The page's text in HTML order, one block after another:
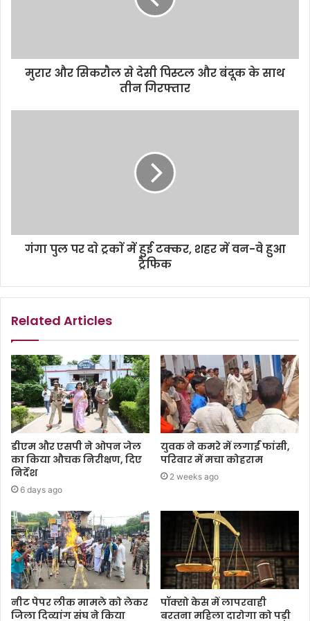
मुरार और सिकराैल से देसी पिस्टल और बंदूक के साथ
तीन गिरफ्तार
गंगा पुल पर दाे ट्रकाें में हुई टक्कर, शहर में वन-वे हुआ
ट्रैफिक
Related Articles
डीएम और एसपी ने ओपन जेल
का किया औचक निरीक्षण, दिए
निर्देश
6 days ago
युवक ने कमरे में लगाईं फांसी,
परिवार में मचा कोहराम
2 weeks ago
नीट पेपर लीक मामले को लेकर
जिला दिव्यांग संघ ने किया
पॉक्सो केस में लापरवाही
बरतना महिला दारोगा को पड़ी